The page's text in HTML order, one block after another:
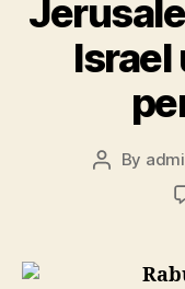
Post
By